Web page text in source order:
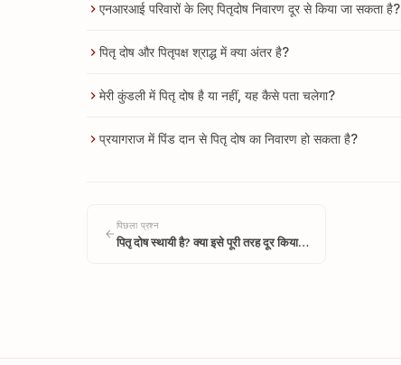
एनआरआई परिवारों के लिए पितृदोष निवारण दूर से किया जा सकता है?
पितृ दोष और पितृपक्ष श्राद्ध में क्या अंतर है?
मेरी कुंडली में पितृ दोष है या नहीं, यह कैसे पता चलेगा?
प्रयागराज में पिंड दान से पितृ दोष का निवारण हो सकता है?
पिछला प्रश्न
पितृ दोष स्थायी है? क्या इसे पूरी तरह दूर किया…